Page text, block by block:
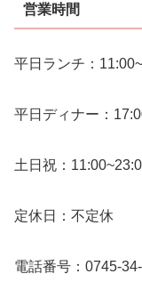
営業時間
平日ランチ：
平日ディナー：
土日祝：
定休日：不定休
電話番号：0745-